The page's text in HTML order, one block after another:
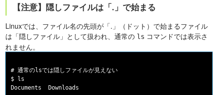
【注意】隠しファイルは「.」で始まる
Linuxでは、ファイル名の先頭が「.」（ドット）で始まるファイル
は「隠しファイル」として扱われ、通常の ls コマンドでは表示さ
れません。
# 通常のlsでは隠しファイルが見えない
$ ls
Documents  Downloads